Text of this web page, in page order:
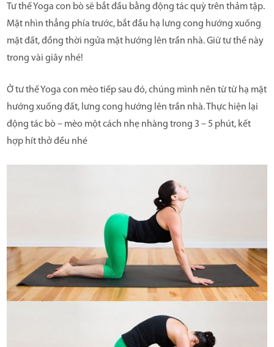
Tư thế Yoga con bò sẽ bắt đầu bằng động tác quỳ trên thảm tập.
Mặt nhìn thẳng phía trước, bắt đầu hạ lưng cong hướng xuống
mặt đất, đồng thời ngửa mặt hướng lên trần nhà. Giữ tư thế này
trong vài giây nhé!
Ở tư thế Yoga con mèo tiếp sau đó, chúng mình nên từ từ hạ mặt
hướng xuống đất, lưng cong hướng lên trần nhà. Thực hiện lại
động tác bò – mèo một cách nhẹ nhàng trong 3 – 5 phút, kết
hợp hít thở đều nhé